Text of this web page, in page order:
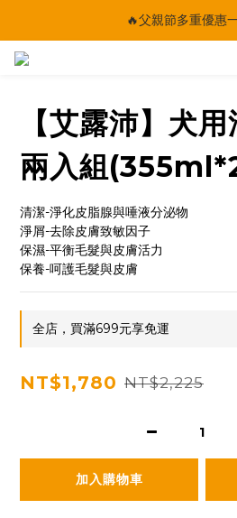
🔥父親節多重優惠
🔥父親節多重優惠
🔥父親節多重優惠
【艾露沛】犬
兩入組
清潔-淨化皮脂腺與唾液分泌物
淨屑-去除皮膚致敏因子
保濕-平衡毛髮與皮膚活力
保養-呵護毛髮與皮膚
全店，買滿699元享免運
NT$1,780 NT$2,225
加入購物車